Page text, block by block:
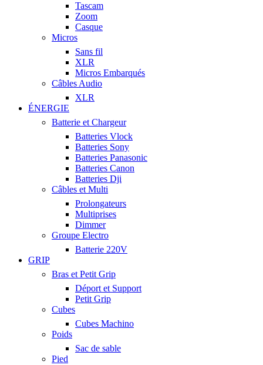
Tascam
Zoom
Casque
Micros
Sans fil
XLR
Micros Embarqués
Câbles Audio
XLR
ÉNERGIE
Batterie et Chargeur
Batteries Vlock
Batteries Sony
Batteries Panasonic
Batteries Canon
Batteries Dji
Câbles et Multi
Prolongateurs
Multiprises
Dimmer
Groupe Electro
Batterie 220V
GRIP
Bras et Petit Grip
Déport et Support
Petit Grip
Cubes
Cubes Machino
Poids
Sac de sable
Pied